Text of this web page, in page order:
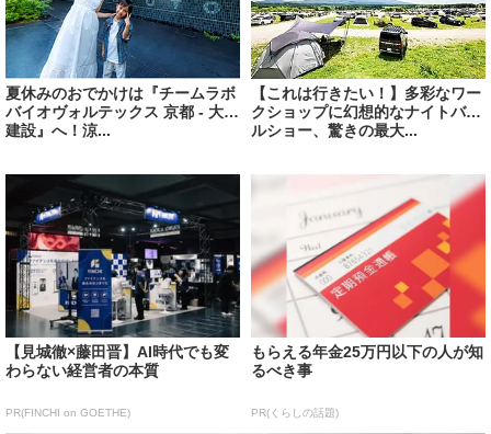
夏休みのおでかけは『チームラボ
バイオヴォルテックス 京都 - 大成
建設』へ！涼...
【これは行きたい！】多彩なワー
クショップに幻想的なナイトバブ
ルショー、驚きの最大...
【見城徹×藤田晋】AI時代でも変
わらない経営者の本質
PR(FINCHI on GOETHE)
もらえる年金25万円以下の人が知
るべき事
PR(くらしの話題)